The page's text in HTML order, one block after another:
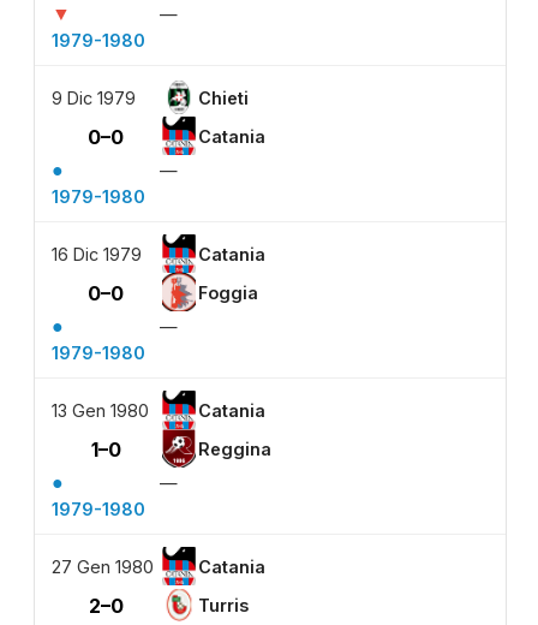
▼
—
1979-1980
9 Dic 1979 Chieti
0–0 Catania
●
—
1979-1980
16 Dic 1979 Catania
0–0 Foggia
●
—
1979-1980
13 Gen 1980 Catania
1–0 Reggina
●
—
1979-1980
27 Gen 1980 Catania
2–0 Turris